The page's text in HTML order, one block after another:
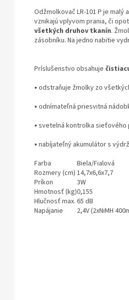
Odžmolkovač LR-101 P je
vznikajú vplyvom prania, či
všetkých druhov tkanín.
zásobníku. Na jedno nabitie
Príslušenstvo obsahuje
• odstraňuje žmolky zo
• odnímateľná priesvitná
• svetelná kontrolka sieťového
• nabíjateľný akumulátor s
Farba
Biela/Fialová
Rozmery (cm) 14,7x6,6x7,7
Príkon
3W
Hmotnosť (kg)0,155
Hlučnosť max. 65 dB
Napájanie
2,4V (2xNiMH